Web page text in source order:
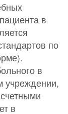
в
по
в
учреждении,
в